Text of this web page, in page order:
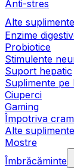
Anti-stres
Alte suplimente
Enzime
Probiotice
Stimulente
Suport hepatic
Suplimente pe
Ciuperci
Gaming
Împotriva
Alte
Mostre
Îmbrăcăminte